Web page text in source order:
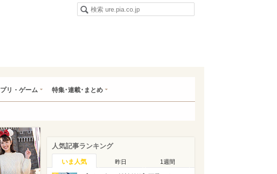
リ・ゲーム 特集･連載･まとめ
人気記事ランキング
いま人気 昨日 1週間